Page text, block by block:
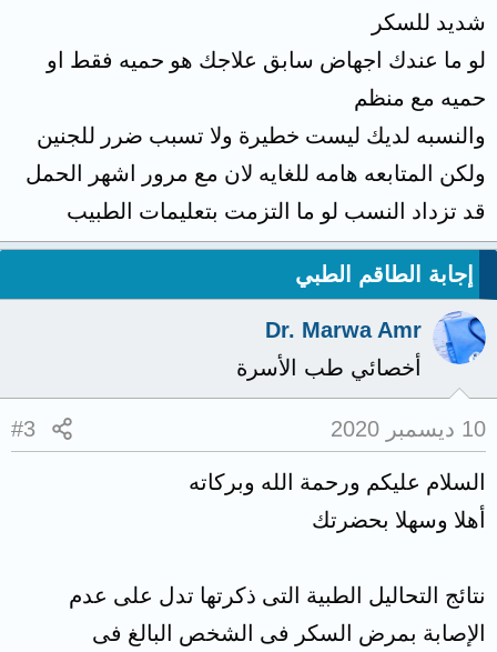
شديد للسكر
لو ما عندك اجهاض سابق علاجك هو حميه فقط او
حميه مع منظم
والنسبه لديك ليست خطيرة ولا تسبب ضرر للجنين
ولكن المتابعه هامه للغايه لان مع مرور اشهر الحمل
قد تزداد النسب لو ما التزمت بتعليمات الطبيب
إجابة الطاقم الطبي
Dr. Marwa Amr
أخصائي طب الأسرة
10 ديسمبر 2020 #3
السلام عليكم ورحمة الله وبركاته
أهلا وسهلا بحضرتك
نتائج التحاليل الطبية التى ذكرتها تدل على عدم
الإصابة بمرض السكر فى الشخص البالغ فى